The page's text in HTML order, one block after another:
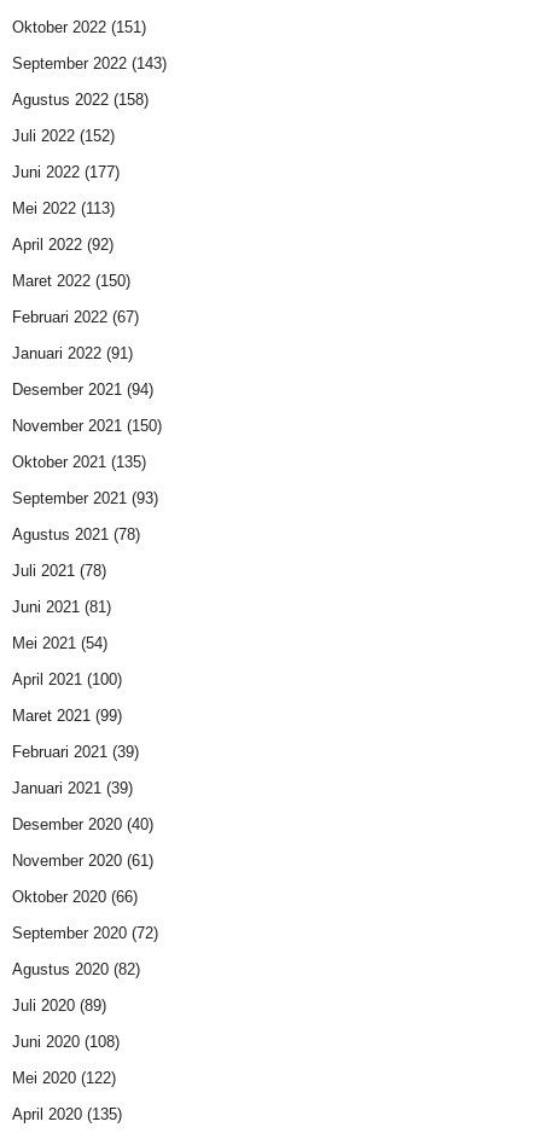
Oktober 2022 (151)
September 2022 (143)
Agustus 2022 (158)
Juli 2022 (152)
Juni 2022 (177)
Mei 2022 (113)
April 2022 (92)
Maret 2022 (150)
Februari 2022 (67)
Januari 2022 (91)
Desember 2021 (94)
November 2021 (150)
Oktober 2021 (135)
September 2021 (93)
Agustus 2021 (78)
Juli 2021 (78)
Juni 2021 (81)
Mei 2021 (54)
April 2021 (100)
Maret 2021 (99)
Februari 2021 (39)
Januari 2021 (39)
Desember 2020 (40)
November 2020 (61)
Oktober 2020 (66)
September 2020 (72)
Agustus 2020 (82)
Juli 2020 (89)
Juni 2020 (108)
Mei 2020 (122)
April 2020 (135)